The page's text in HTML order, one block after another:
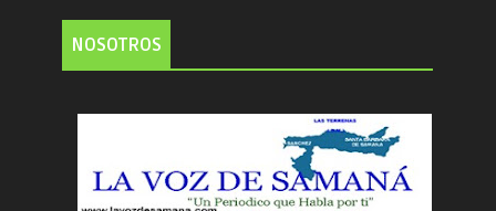
NOSOTROS